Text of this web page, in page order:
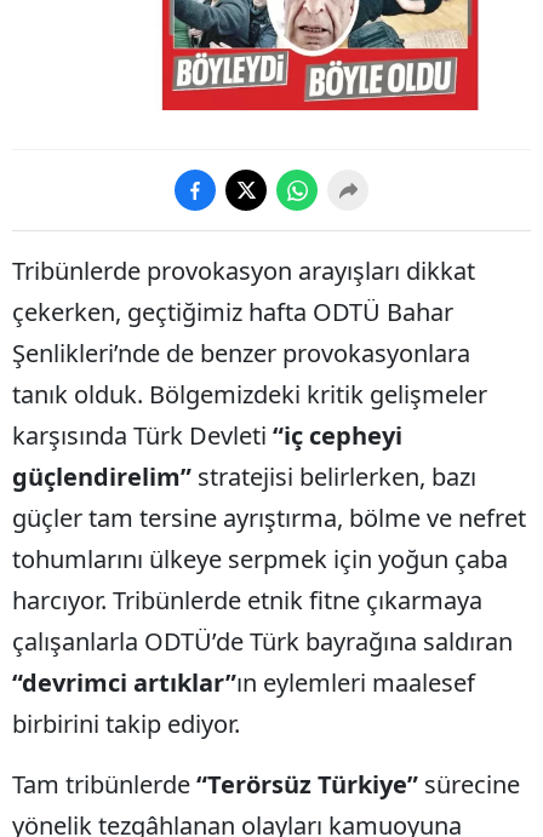
Tribünlerde provokasyon arayışları dikkat
çekerken, geçtiğimiz hafta ODTÜ Bahar
Şenlikleri’nde de benzer provokasyonlara
tanık olduk. Bölgemizdeki kritik gelişmeler
karşısında Türk Devleti “iç cepheyi
güçlendirelim” stratejisi belirlerken, bazı
güçler tam tersine ayrıştırma, bölme ve nefret
tohumlarını ülkeye serpmek için yoğun çaba
harcıyor. Tribünlerde etnik fitne çıkarmaya
çalışanlarla ODTÜ’de Türk bayrağına saldıran
“devrimci artıklar”ın eylemleri maalesef
birbirini takip ediyor.
Tam tribünlerde“Terörsüz Türkiye” sürecine
yönelik tezgâhlanan olayları kamuoyuna